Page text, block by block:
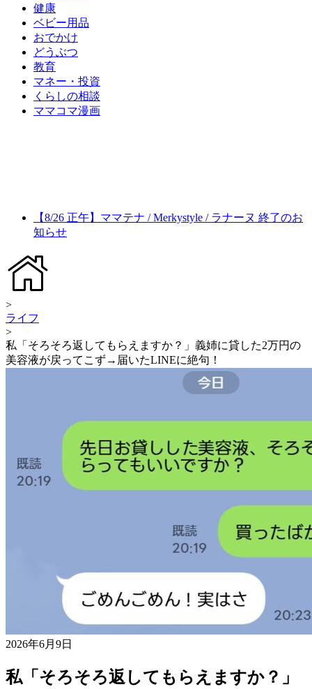
健康
ベビー用品
おでかけ
どうぶつ
教育
マネー・投資
くらしの相談
ママコマ漫画
【8/26 正午】ママテナ / Merkystyle / ラナーヌ 終了のお
知らせ
>
ライフ
>
私「そろそろ返してもらえますか？」義姉に貸した2万円の
美容液が戻ってこず→届いたLINEに絶句！
2026年6月9日
私「そろそろ返してもらえますか？」